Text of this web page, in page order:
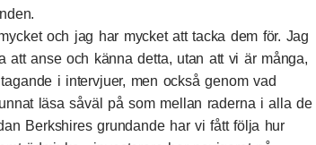
och jag har mycket att tacka dem för. Jag
att anse och känna detta, utan att vi är många,
i intervjuer, men också genom vad
läsa såväl på som mellan raderna i alla de
Berkshires grundande har vi fått följa hur